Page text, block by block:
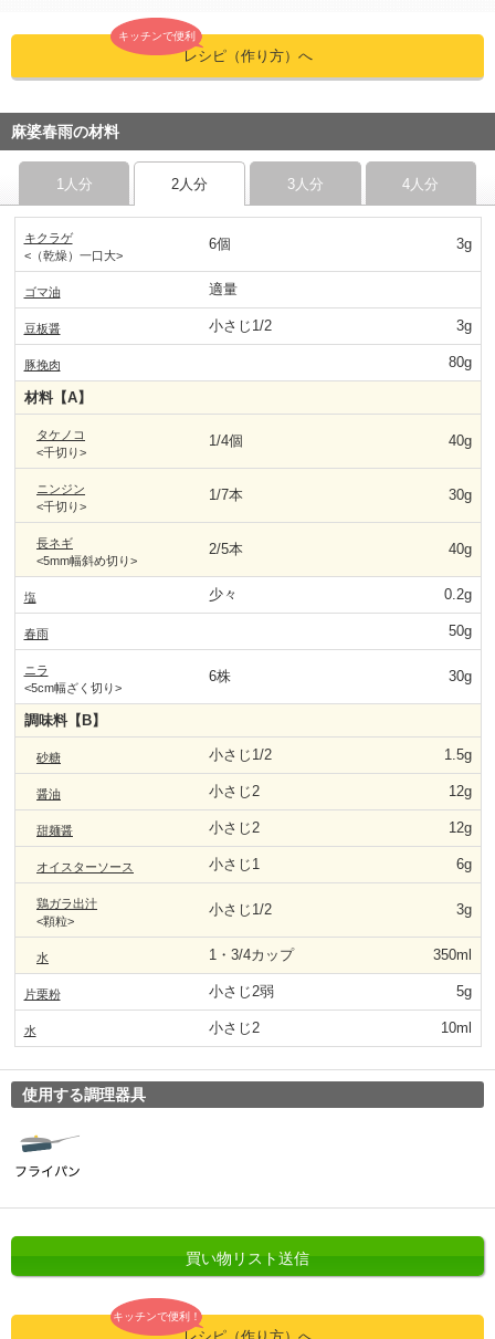
キッチンで便利
レシピ（作り方）へ
麻婆春雨の材料
1人分 2人分 3人分 4人分
キクラゲ
<（乾燥）一口大>
6個 3g
ゴマ油 適量
豆板醤 小さじ1/2 3g
豚挽肉 80g
材料【A】
タケノコ
<千切り>
1/4個 40g
ニンジン
<千切り>
1/7本 30g
長ネギ
<5mm幅斜め切り>
2/5本 40g
塩 少々 0.2g
春雨 50g
ニラ
<5cm幅ざく切り>
6株 30g
調味料【B】
砂糖 小さじ1/2 1.5g
醤油 小さじ2 12g
甜麺醤 小さじ2 12g
オイスターソース 小さじ1 6g
鶏ガラ出汁
<顆粒>
小さじ1/2 3g
水 1・3/4カップ 350ml
片栗粉 小さじ2弱 5g
水 小さじ2 10ml
使用する調理器具
買い物リスト送信
キッチンで便利！